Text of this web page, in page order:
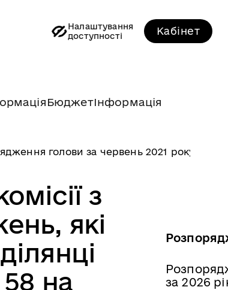
Налаштування
доступності
Кабінет
БюджетІнформація
голови за червень 2021 року
з
які
на
за 2026